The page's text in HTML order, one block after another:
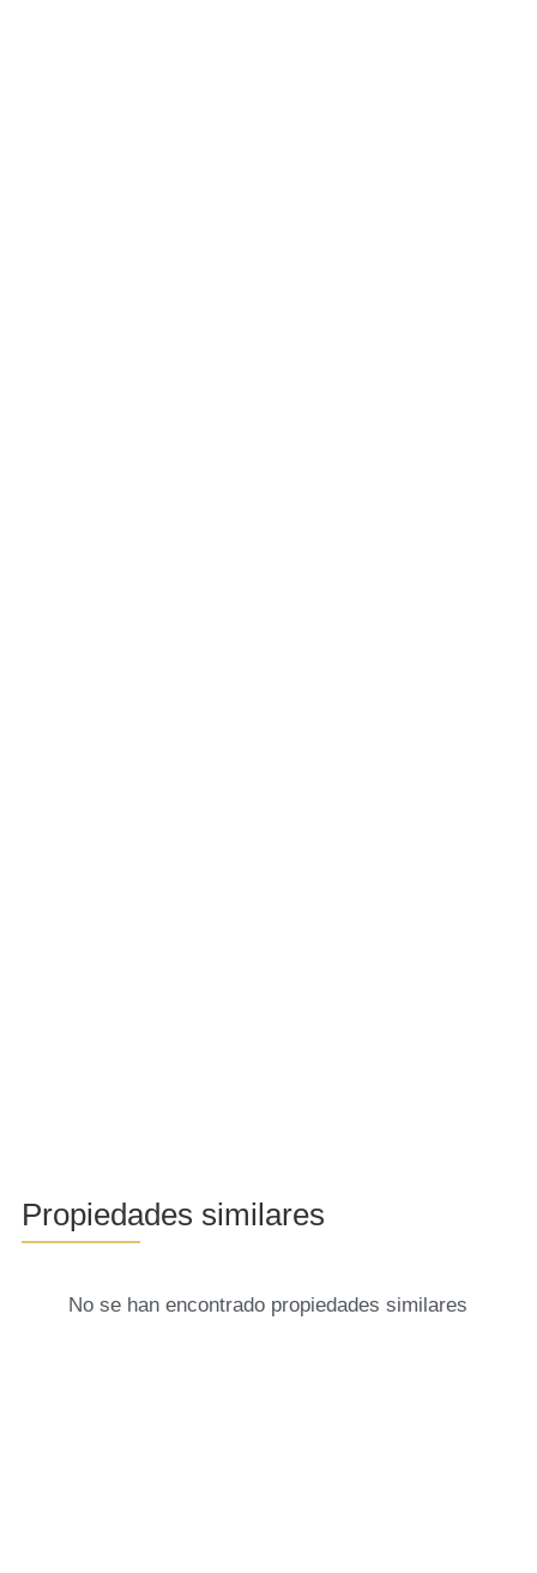
Propiedades similares
No se han encontrado propiedades similares